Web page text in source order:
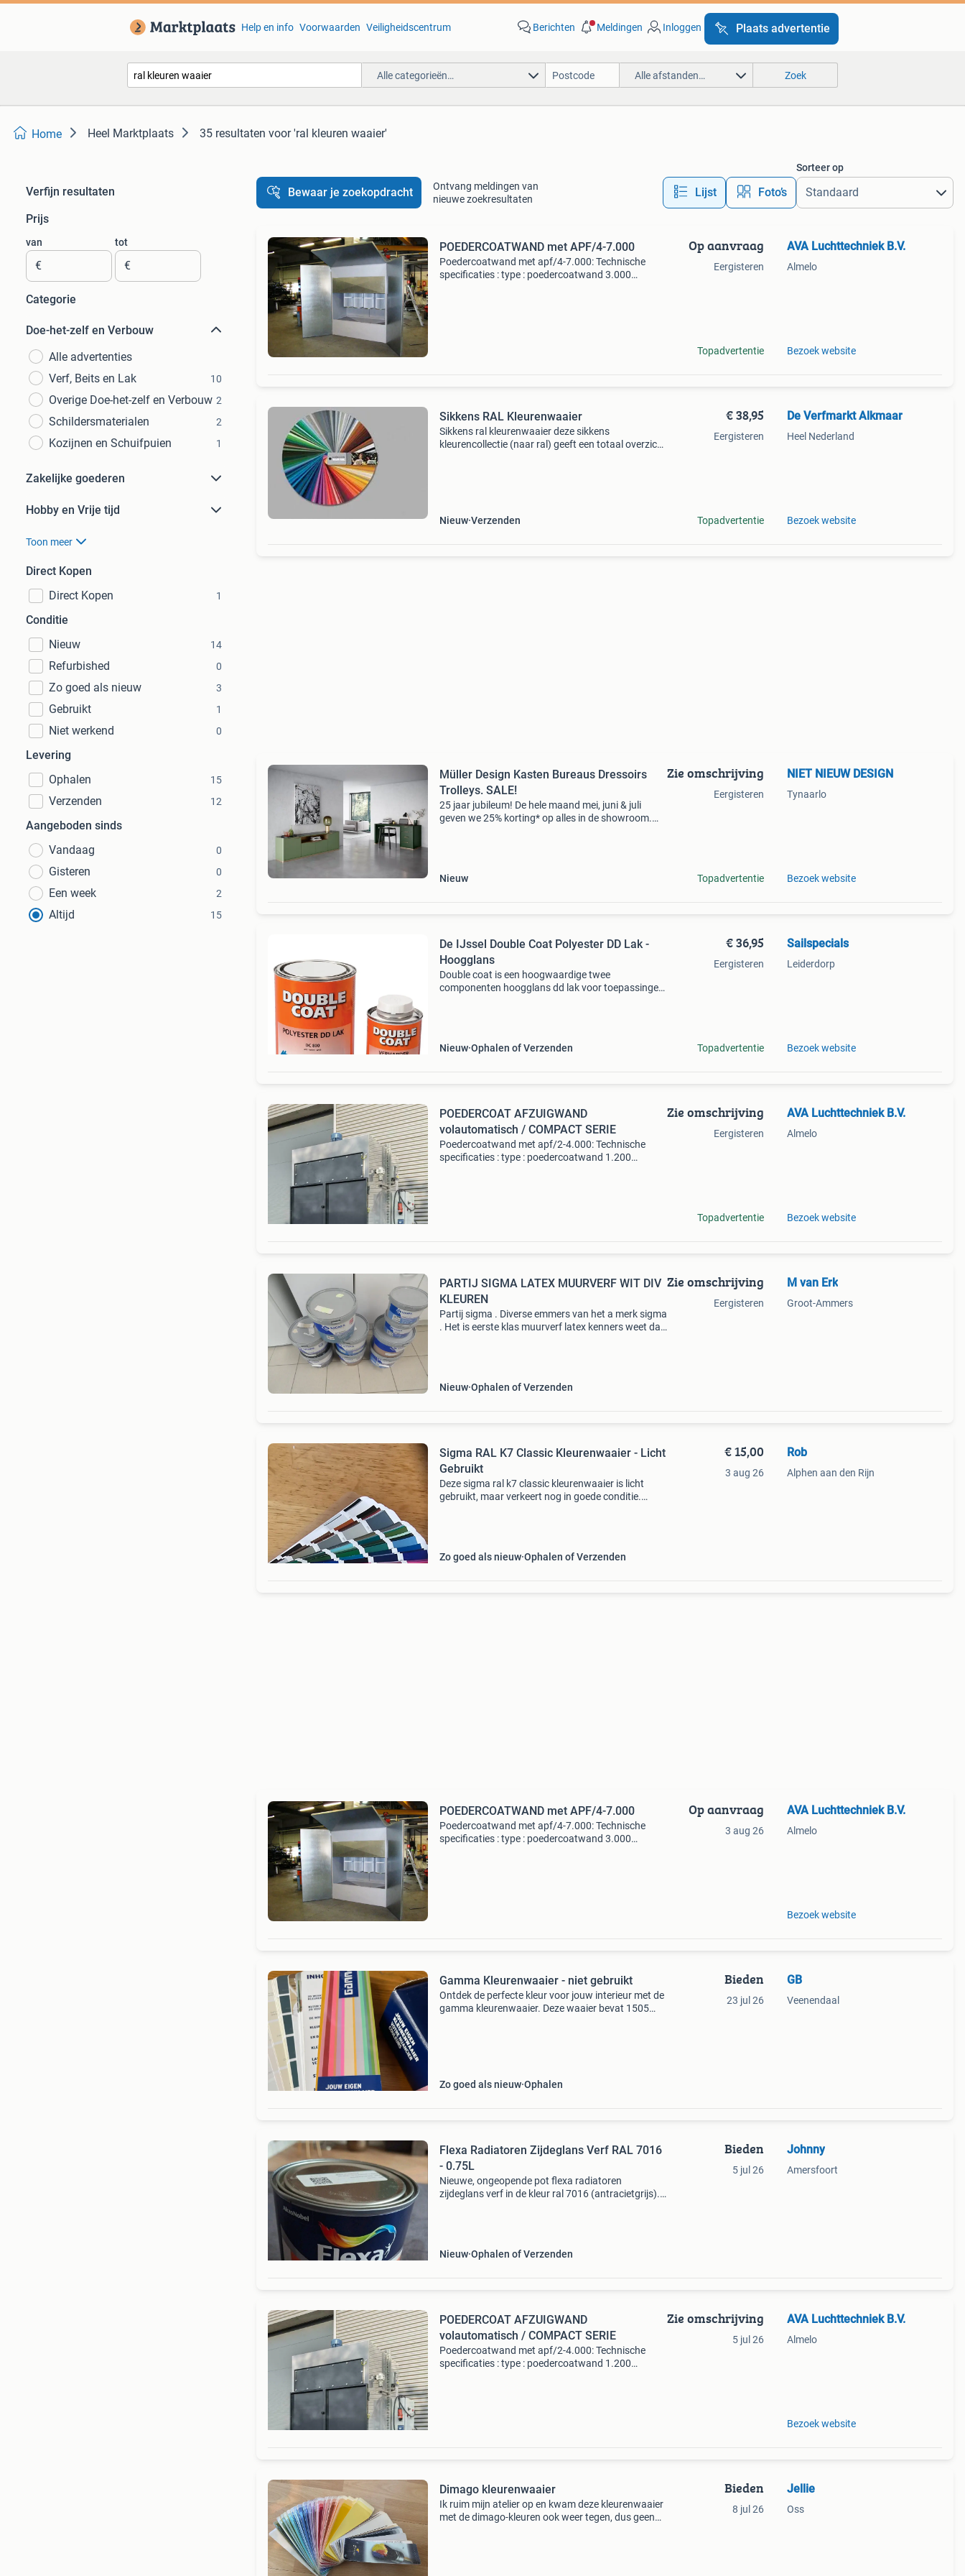
Help en info Voorwaarden Veiligheidscentrum Berichten Meldingen Inloggen Plaats advertentie
Alle categorieën… Alle afstanden… Zoek
Home Heel Marktplaats 35 resultaten voor 'ral kleuren waaier'
Verfijn resultaten
Prijs
van
€
tot
€
Categorie
Doe-het-zelf en Verbouw
Alle advertenties
Verf, Beits en Lak
10
Overige Doe-het-zelf en Verbouw 2
Schildersmaterialen 2
Kozijnen en Schuifpuien 1
Zakelijke goederen
Hobby en Vrije tijd
Toon meer
Direct Kopen
Direct Kopen
1
Conditie
Nieuw
14
Refurbished 0
Zo goed als nieuw 3
Gebruikt 1
Niet werkend 0
Levering
Ophalen
15
Verzenden 12
Aangeboden sinds
Vandaag
0
Gisteren 0
Een week 2
Altijd 15
Bewaar je zoekopdracht
Ontvang meldingen van
nieuwe zoekresultaten
Lijst Foto’s
Sorteer op
POEDERCOATWAND met APF/4-7.000
Poedercoatwand met apf/4-7.000: Technische
specificaties : type : poedercoatwand 3.000
Op aanvraag
Eergisteren
Topadvertentie
AVA Luchttechniek B.V.
Almelo
Bezoek website
Sikkens RAL Kleurenwaaier
Sikkens ral kleurenwaaier deze sikkens
kleurencollectie (naar ral) geeft een totaal overzicht
Nieuw Verzenden
€ 38,95
Eergisteren
Topadvertentie
De Verfmarkt Alkmaar
Heel Nederland
Bezoek website
Müller Design Kasten Bureaus Dressoirs
Trolleys. SALE!
25 jaar jubileum! De hele maand mei, juni & juli
geven we 25% korting* op alles in de showroom.
Nieuw
Zie omschrijving
Eergisteren
Topadvertentie
NIET NIEUW DESIGN
Tynaarlo
Bezoek website
De IJssel Double Coat Polyester DD Lak -
Hoogglans
Double coat is een hoogwaardige twee
componenten hoogglans dd lak voor toepassingen
Nieuw Ophalen of Verzenden
€ 36,95
Eergisteren
Topadvertentie
Sailspecials
Leiderdorp
Bezoek website
POEDERCOAT AFZUIGWAND
volautomatisch / COMPACT SERIE
Poedercoatwand met apf/2-4.000: Technische
specificaties : type : poedercoatwand 1.200
Zie omschrijving
Eergisteren
Topadvertentie
AVA Luchttechniek B.V.
Almelo
Bezoek website
PARTIJ SIGMA LATEX MUURVERF WIT DIV
KLEUREN
Partij sigma . Diverse emmers van het a merk sigma
. Het is eerste klas muurverf latex kenners weet dat
Nieuw Ophalen of Verzenden
Zie omschrijving
Eergisteren
M van Erk
Groot-Ammers
Sigma RAL K7 Classic Kleurenwaaier - Licht
Gebruikt
Deze sigma ral k7 classic kleurenwaaier is licht
gebruikt, maar verkeert nog in goede conditie.
Zo goed als nieuw Ophalen of Verzenden
€ 15,00
3 aug 26
Rob
Alphen aan den Rijn
POEDERCOATWAND met APF/4-7.000
Poedercoatwand met apf/4-7.000: Technische
specificaties : type : poedercoatwand 3.000
Op aanvraag
3 aug 26
AVA Luchttechniek B.V.
Almelo
Bezoek website
Gamma Kleurenwaaier - niet gebruikt
Ontdek de perfecte kleur voor jouw interieur met de
gamma kleurenwaaier. Deze waaier bevat 1505
Zo goed als nieuw Ophalen
Bieden
23 jul 26
GB
Veenendaal
Flexa Radiatoren Zijdeglans Verf RAL 7016
- 0.75L
Nieuwe, ongeopende pot flexa radiatoren
zijdeglans verf in de kleur ral 7016 (antracietgrijs).
Nieuw Ophalen of Verzenden
Bieden
5 jul 26
Johnny
Amersfoort
POEDERCOAT AFZUIGWAND
volautomatisch / COMPACT SERIE
Poedercoatwand met apf/2-4.000: Technische
specificaties : type : poedercoatwand 1.200
Zie omschrijving
5 jul 26
AVA Luchttechniek B.V.
Almelo
Bezoek website
Dimago kleurenwaaier
Ik ruim mijn atelier op en kwam deze kleurenwaaier
met de dimago-kleuren ook weer tegen, dus geen
Bieden
8 jul 26
Jellie
Oss